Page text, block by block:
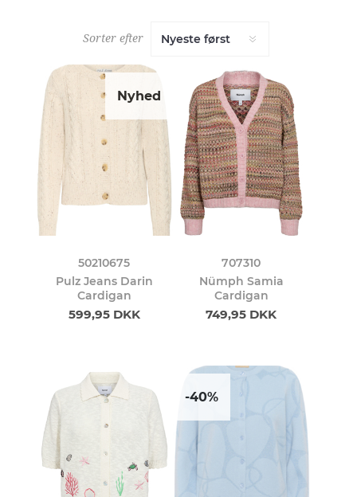
Sorter efter
Nyhed
50210675
Pulz Jeans Darin
Cardigan
599,95 DKK
707310
Nümph Samia
Cardigan
749,95 DKK
-40%